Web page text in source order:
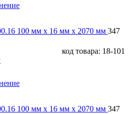
100 мм х 16 мм х 2070 мм 347
код товара: 18-101
100 мм х 16 мм х 2070 мм 347